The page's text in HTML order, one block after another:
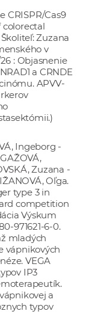
CRISPR/Cas9
Zuzana
v
: Objasnenie
a CRNDE
APVV-
Ingeborg -
Zuzana -
Oľga.
type 3 in
competition
Výskum
971621-6-0.
mladých
vápnikových
VEGA
IP3
a
typov